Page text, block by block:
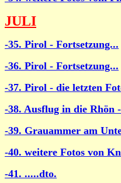
JULI
-35. Pirol - Fortsetzung...
-36. Pirol - Fortsetzung...
-37. Pirol - die letzten
-38. Ausflug in die Rhön
-39. Grauammer am
-40. weitere Fotos von
-41. .....dto.